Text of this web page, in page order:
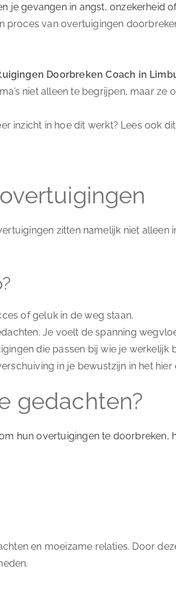
je gevangen in angst, onzekerheid
proces van overtuigingen
Doorbreken Coach in
niet alleen te begrijpen, maar ze
inzicht in hoe dit werkt? Lees ook
zitten namelijk niet alleen
of geluk in de weg staan.
Je voelt de spanning
die passen bij wie je werkelijk
in je bewustzijn in het hier
gedachten?
hun overtuigingen te doorbreken,
en moeizame relaties. Door